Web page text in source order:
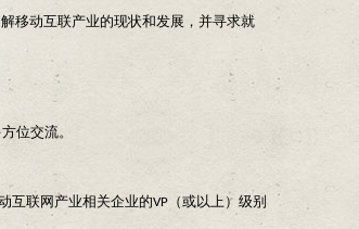
移动互联产业的现状和发展，并寻求就
位交流。
互联网产业相关企业的VP（或以上）级别